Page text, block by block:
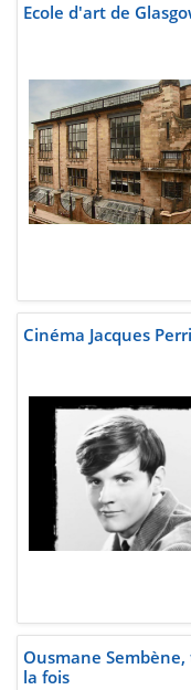
Ecole d'art de
Cinéma Jacques
Ousmane
la fois